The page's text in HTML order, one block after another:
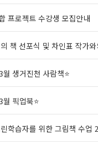
프로젝트 수강생 모집안내
책 선포식 및 차인표 작가
월 생거진천 사람책⭐
월 픽업북⭐
학습자를 위한 그림책 수업